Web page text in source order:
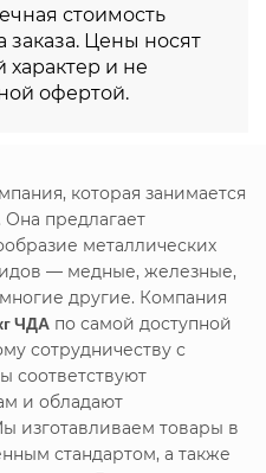
стоимость
заказа. Цены носят
и не
офертой.
которая занимается
предлагает
металлических
— медные, железные,
другие. Компания
ЧДА по самой доступной
сотрудничеству с
соответствуют
и обладают
изготавливаем товары в
стандартом, а также